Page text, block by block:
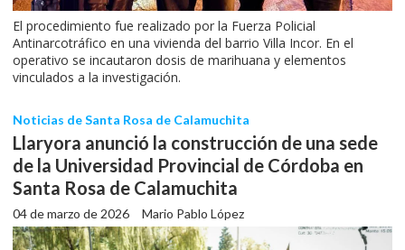
El procedimiento fue realizado por la Fuerza Policial
Antinarcotráfico en una vivienda del barrio Villa Incor. En el
operativo se incautaron dosis de marihuana y elementos
vinculados a la investigación.
Llaryora anunció la construcción de una sede
de la Universidad Provincial de Córdoba en
Santa Rosa de Calamuchita
Mario Pablo López
Noticias de Santa Rosa de Calamuchita
04 de marzo de 2026